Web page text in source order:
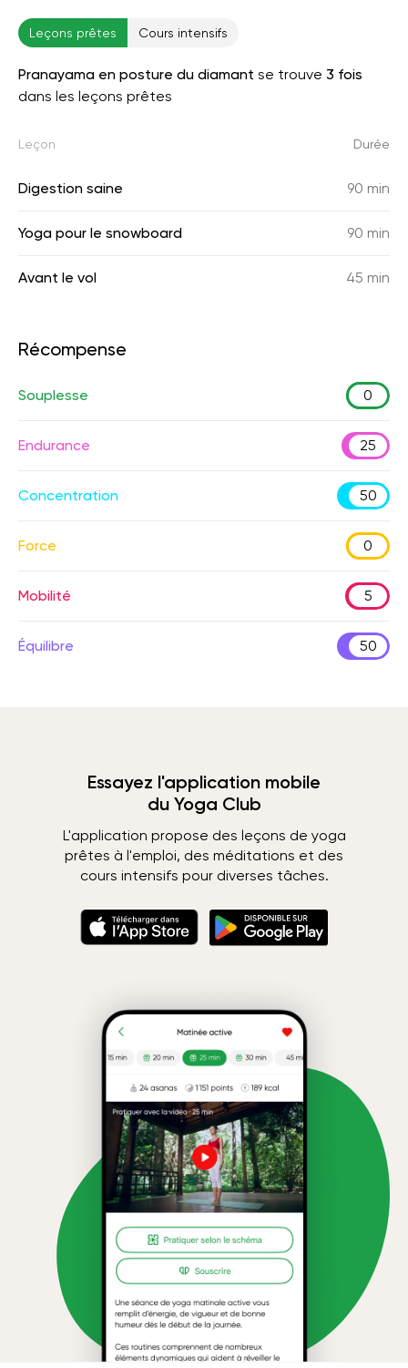
Leçons prêtes Cours intensifs
Pranayama en posture du diamant se trouve 3 fois
dans les leçons prêtes
Leçon Durée
Digestion saine 90 min
Yoga pour le snowboard 90 min
Avant le vol 45 min
Récompense
Souplesse 0
Endurance 25
Concentration 50
Force 0
Mobilité 5
Équilibre 50
Essayez l'application mobile
du Yoga Club
L'application propose des leçons de yoga
prêtes à l'emploi, des méditations et des
cours intensifs pour diverses tâches.